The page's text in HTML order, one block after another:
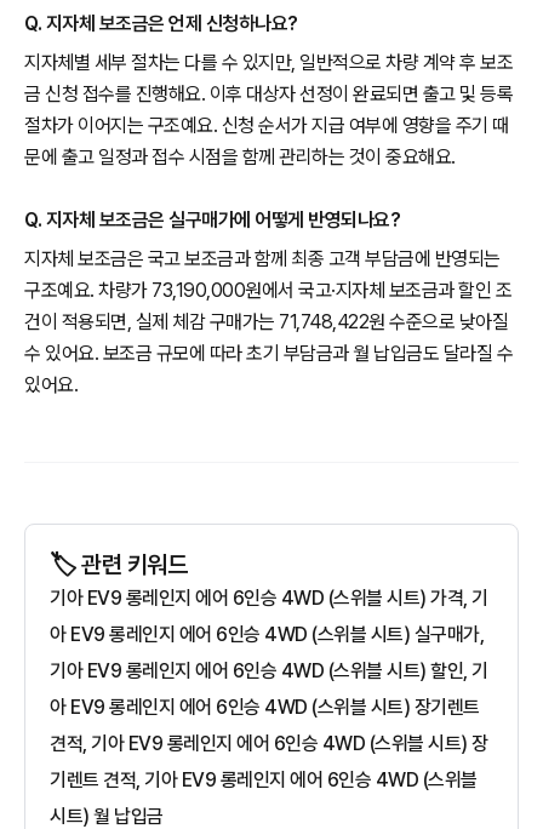
Q. 지자체 보조금은 언제 신청하나요?
지자체별 세부 절차는 다를 수 있지만, 일반적으로 차량 계약 후 보조
금 신청 접수를 진행해요. 이후 대상자 선정이 완료되면 출고 및 등록
절차가 이어지는 구조예요. 신청 순서가 지급 여부에 영향을 주기 때
문에 출고 일정과 접수 시점을 함께 관리하는 것이 중요해요.
Q. 지자체 보조금은 실구매가에 어떻게 반영되나요?
지자체 보조금은 국고 보조금과 함께 최종 고객 부담금에 반영되는
구조예요. 차량가 73,190,000원에서 국고·지자체 보조금과 할인 조
건이 적용되면, 실제 체감 구매가는 71,748,422원 수준으로 낮아질
수 있어요. 보조금 규모에 따라 초기 부담금과 월 납입금도 달라질 수
있어요.
🏷️ 관련 키워드
기아 EV9 롱레인지 에어 6인승 4WD (스위블 시트) 가격, 기
아 EV9 롱레인지 에어 6인승 4WD (스위블 시트) 실구매가,
기아 EV9 롱레인지 에어 6인승 4WD (스위블 시트) 할인, 기
아 EV9 롱레인지 에어 6인승 4WD (스위블 시트) 장기렌트
견적, 기아 EV9 롱레인지 에어 6인승 4WD (스위블 시트) 장
기렌트 견적, 기아 EV9 롱레인지 에어 6인승 4WD (스위블
시트) 월 납입금